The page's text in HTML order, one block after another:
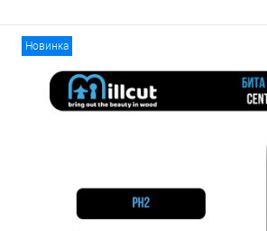
Новинка